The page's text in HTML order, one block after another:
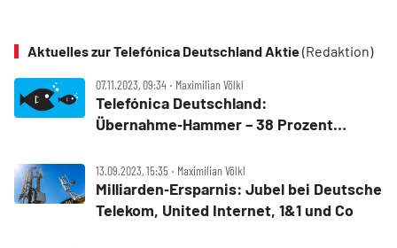
Aktuelles zur Telefónica Deutschland Aktie(Redaktion)
07.11.2023, 09:34 ‧ Maximilian Völkl
Telefónica Deutschland:
Übernahme‑Hammer – 38 Prozent
13.09.2023, 15:35 ‧ Maximilian Völkl
Milliarden‑Ersparnis: Jubel bei Deutsche
Telekom, United Internet, 1&1 und Co